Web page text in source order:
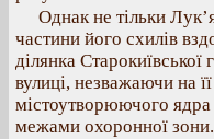
Однак не тільки
частини його схилів
ділянка Старокиївської
вулиці, незважаючи на
містоутворюючого
межами охоронної зони.